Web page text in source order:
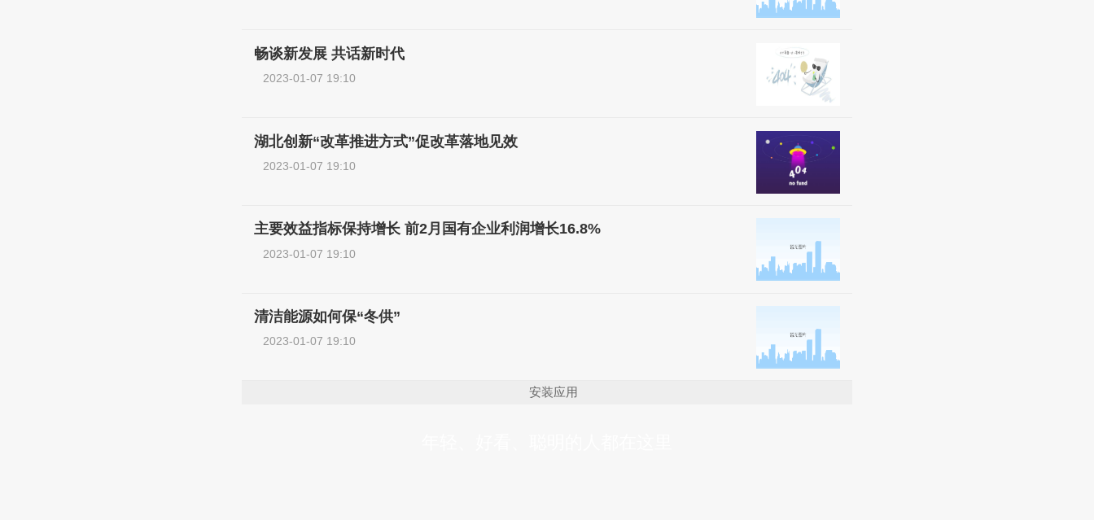
畅谈新发展 共话新时代
2023-01-07 19:10
湖北创新“改革推进方式”促改革落地见效
2023-01-07 19:10
主要效益指标保持增长 前2月国有企业利润增长16.8%
2023-01-07 19:10
清洁能源如何保“冬供”
2023-01-07 19:10
安装应用